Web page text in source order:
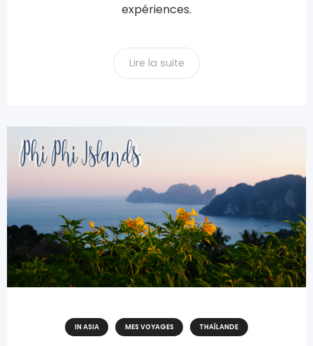
expériences.
Lire la suite
IN ASIA MES VOYAGES THAÏLANDE